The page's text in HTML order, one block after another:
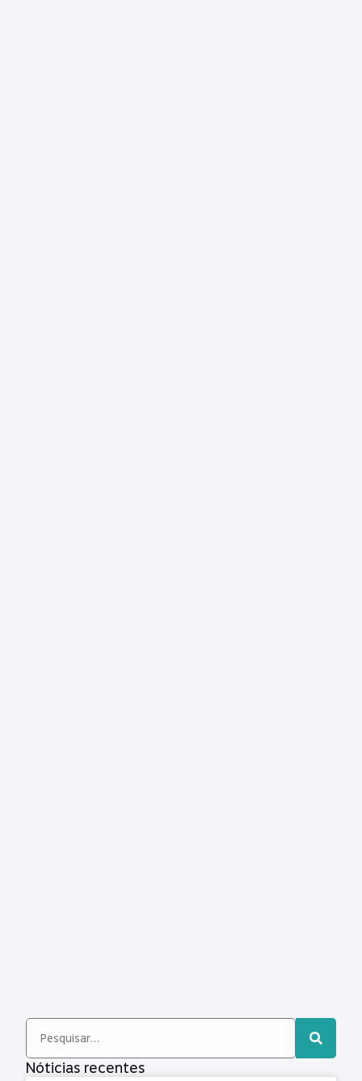
Nóticias recentes